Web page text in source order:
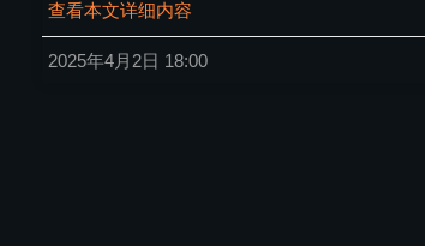
查看本文详细内容
2025年4月2日 18:00